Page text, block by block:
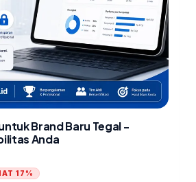
Brand Baru Tegal -
Anda
17%